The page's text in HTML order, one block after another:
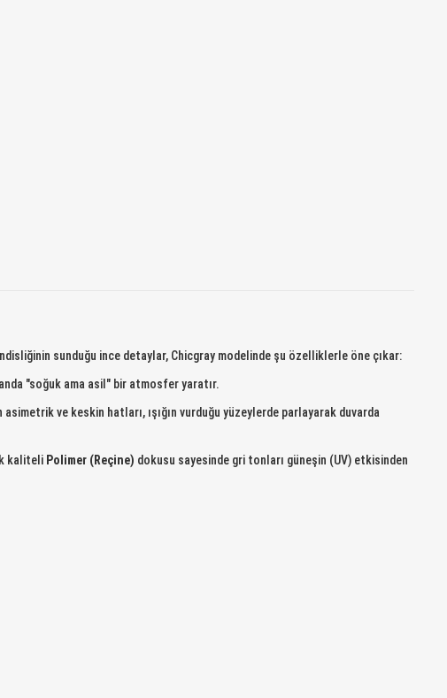
sunduğu ince detaylar, Chicgray modelinde şu özelliklerle öne çıkar:
"soğuk ama asil" bir atmosfer yaratır.
ve keskin hatları, ışığın vurduğu yüzeylerde parlayarak duvarda
kaliteli Polimer (Reçine) dokusu sayesinde gri tonları güneşin (UV) etkisinden